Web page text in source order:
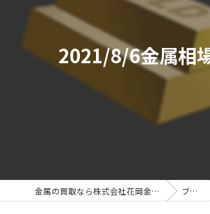
2021/8/6金属相
金属の買取なら株式会社花岡金属商会 ブログ